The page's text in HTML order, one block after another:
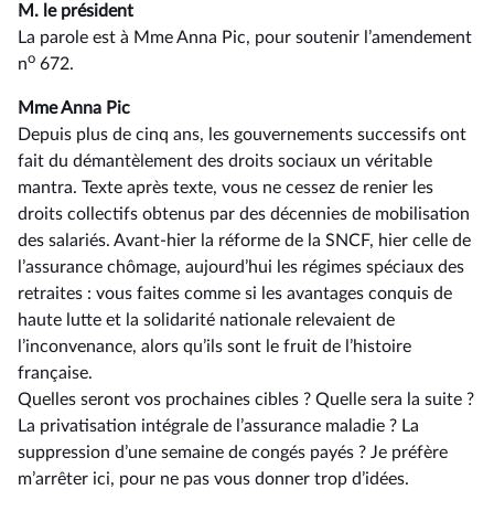
M. le président
La parole est à Mme Anna Pic, pour soutenir l’amendement
no 672.
Mme Anna Pic
Depuis plus de cinq ans, les gouvernements successifs ont
fait du démantèlement des droits sociaux un véritable
mantra. Texte après texte, vous ne cessez de renier les
droits collectifs obtenus par des décennies de mobilisation
des salariés. Avant-hier la réforme de la SNCF, hier celle de
l’assurance chômage, aujourd’hui les régimes spéciaux des
retraites : vous faites comme si les avantages conquis de
haute lutte et la solidarité nationale relevaient de
l’inconvenance, alors qu’ils sont le fruit de l’histoire
française.
Quelles seront vos prochaines cibles ? Quelle sera la suite ?
La privatisation intégrale de l’assurance maladie ? La
suppression d’une semaine de congés payés ? Je préfère
m’arrêter ici, pour ne pas vous donner trop d’idées.